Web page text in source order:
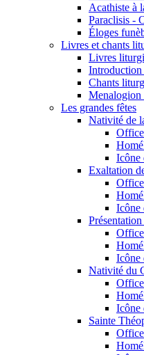
Acathiste à
Paraclisis -
Éloges
Livres et chants
Livres
Introduction
Chants
Menalogion
Les grandes fêtes
Nativité de
Icône
Exaltation
Icône
Icône
Nativité du
Icône
Sainte